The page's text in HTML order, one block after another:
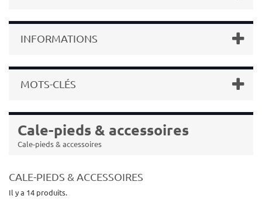
INFORMATIONS
MOTS-CLÉS
Cale-pieds & accessoires
Cale-pieds & accessoires
CALE-PIEDS & ACCESSOIRES
Il y a 14 produits.